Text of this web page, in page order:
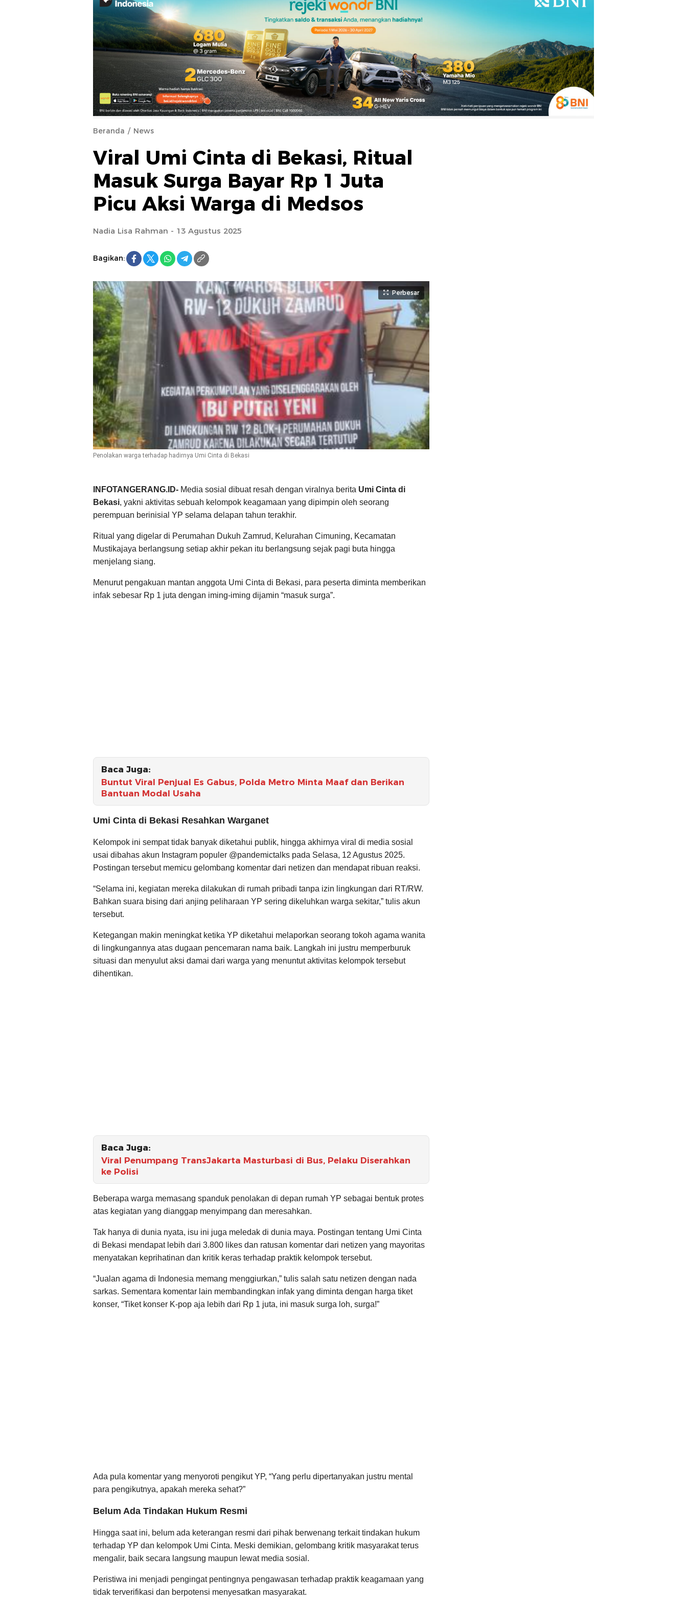
Beranda News
Viral Umi Cinta di Bekasi, Ritual
Masuk Surga Bayar Rp 1 Juta
Picu Aksi Warga di Medsos
Nadia Lisa Rahman - 13 Agustus 2025
Bagikan:
Perbesar
Penolakan warga terhadap hadirnya Umi Cinta di Bekasi
INFOTANGERANG.ID- Media sosial dibuat resah dengan viralnya berita Umi Cinta di
Bekasi, yakni aktivitas sebuah kelompok keagamaan yang dipimpin oleh seorang
perempuan berinisial YP selama delapan tahun terakhir.
Ritual yang digelar di Perumahan Dukuh Zamrud, Kelurahan Cimuning, Kecamatan
Mustikajaya berlangsung setiap akhir pekan itu berlangsung sejak pagi buta hingga
menjelang siang.
Menurut pengakuan mantan anggota Umi Cinta di Bekasi, para peserta diminta memberikan
infak sebesar Rp 1 juta dengan iming-iming dijamin “masuk surga”.
Baca Juga:
Buntut Viral Penjual Es Gabus, Polda Metro Minta Maaf dan Berikan
Bantuan Modal Usaha
Umi Cinta di Bekasi Resahkan Warganet
Kelompok ini sempat tidak banyak diketahui publik, hingga akhirnya viral di media sosial
usai dibahas akun Instagram populer @pandemictalks pada Selasa, 12 Agustus 2025.
Postingan tersebut memicu gelombang komentar dari netizen dan mendapat ribuan reaksi.
“Selama ini, kegiatan mereka dilakukan di rumah pribadi tanpa izin lingkungan dari RT/RW.
Bahkan suara bising dari anjing peliharaan YP sering dikeluhkan warga sekitar,” tulis akun
tersebut.
Ketegangan makin meningkat ketika YP diketahui melaporkan seorang tokoh agama wanita
di lingkungannya atas dugaan pencemaran nama baik. Langkah ini justru memperburuk
situasi dan menyulut aksi damai dari warga yang menuntut aktivitas kelompok tersebut
dihentikan.
Baca Juga:
Viral Penumpang TransJakarta Masturbasi di Bus, Pelaku Diserahkan
ke Polisi
Beberapa warga memasang spanduk penolakan di depan rumah YP sebagai bentuk protes
atas kegiatan yang dianggap menyimpang dan meresahkan.
Tak hanya di dunia nyata, isu ini juga meledak di dunia maya. Postingan tentang Umi Cinta
di Bekasi mendapat lebih dari 3.800 likes dan ratusan komentar dari netizen yang mayoritas
menyatakan keprihatinan dan kritik keras terhadap praktik kelompok tersebut.
“Jualan agama di Indonesia memang menggiurkan,” tulis salah satu netizen dengan nada
sarkas. Sementara komentar lain membandingkan infak yang diminta dengan harga tiket
konser, “Tiket konser K-pop aja lebih dari Rp 1 juta, ini masuk surga loh, surga!”
Ada pula komentar yang menyoroti pengikut YP, “Yang perlu dipertanyakan justru mental
para pengikutnya, apakah mereka sehat?”
Belum Ada Tindakan Hukum Resmi
Hingga saat ini, belum ada keterangan resmi dari pihak berwenang terkait tindakan hukum
terhadap YP dan kelompok Umi Cinta. Meski demikian, gelombang kritik masyarakat terus
mengalir, baik secara langsung maupun lewat media sosial.
Peristiwa ini menjadi pengingat pentingnya pengawasan terhadap praktik keagamaan yang
tidak terverifikasi dan berpotensi menyesatkan masyarakat.